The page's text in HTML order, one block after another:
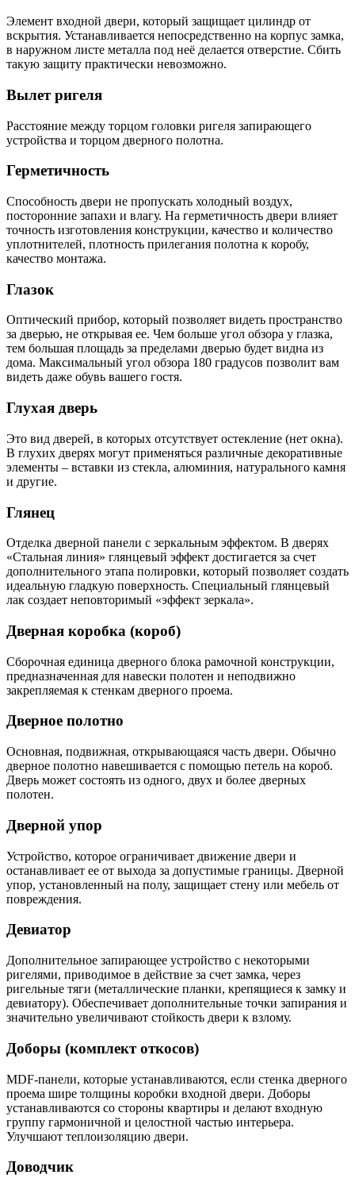
Элемент входной двери, который защищает цилиндр от
вскрытия. Устанавливается непосредственно на корпус замка,
в наружном листе металла под неё делается отверстие. Сбить
такую защиту практически невозможно.
Вылет ригеля
Расстояние между торцом головки ригеля запирающего
устройства и торцом дверного полотна.
Герметичность
Способность двери не пропускать холодный воздух,
посторонние запахи и влагу. На герметичность двери влияет
точность изготовления конструкции, качество и количество
уплотнителей, плотность прилегания полотна к коробу,
качество монтажа.
Глазок
Оптический прибор, который позволяет видеть пространство
за дверью, не открывая ее. Чем больше угол обзора у глазка,
тем большая площадь за пределами дверью будет видна из
дома. Максимальный угол обзора 180 градусов позволит вам
видеть даже обувь вашего гостя.
Глухая дверь
Это вид дверей, в которых отсутствует остекление (нет окна).
В глухих дверях могут применяться различные декоративные
элементы – вставки из стекла, алюминия, натурального камня
и другие.
Глянец
Отделка дверной панели с зеркальным эффектом. В дверях
«Стальная линия» глянцевый эффект достигается за счет
дополнительного этапа полировки, который позволяет создать
идеальную гладкую поверхность. Специальный глянцевый
лак создает неповторимый «эффект зеркала».
Дверная коробка (короб)
Сборочная единица дверного блока рамочной конструкции,
предназначенная для навески полотен и неподвижно
закрепляемая к стенкам дверного проема.
Дверное полотно
Основная, подвижная, открывающаяся часть двери. Обычно
дверное полотно навешивается с помощью петель на короб.
Дверь может состоять из одного, двух и более дверных
полотен.
Дверной упор
Устройство, которое ограничивает движение двери и
останавливает ее от выхода за допустимые границы. Дверной
упор, установленный на полу, защищает стену или мебель от
повреждения.
Девиатор
Дополнительное запирающее устройство с некоторыми
ригелями, приводимое в действие за счет замка, через
ригельные тяги (металлические планки, крепящиеся к замку и
девиатору). Обеспечивает дополнительные точки запирания и
значительно увеличивают стойкость двери к взлому.
Доборы (комплект откосов)
MDF-панели, которые устанавливаются, если стенка дверного
проема шире толщины коробки входной двери. Доборы
устанавливаются со стороны квартиры и делают входную
группу гармоничной и целостной частью интерьера.
Улучшают теплоизоляцию двери.
Доводчик